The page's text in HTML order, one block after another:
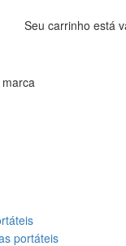
Seu carrinho está